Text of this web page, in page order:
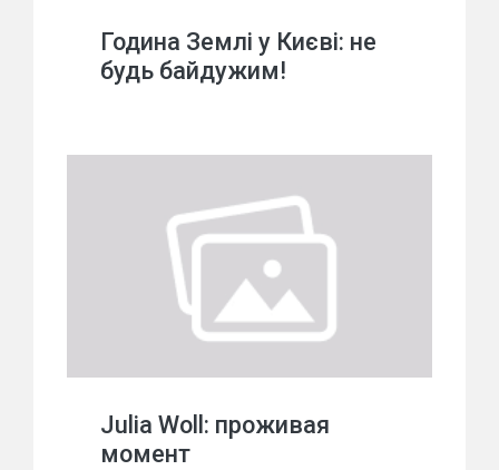
Година Землі у Києві: не
будь байдужим!
Julia Woll: проживая
момент